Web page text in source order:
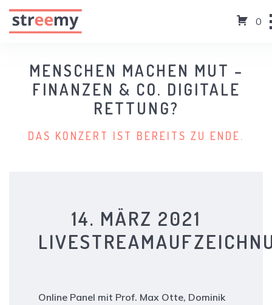
0
MENSCHEN MACHEN MUT –
FINANZEN & CO. DIGITALE
RETTUNG?
DAS KONZERT IST BEREITS ZU ENDE.
14. MÄRZ 2021
Online Panel mit Prof. Max Otte, Dominik